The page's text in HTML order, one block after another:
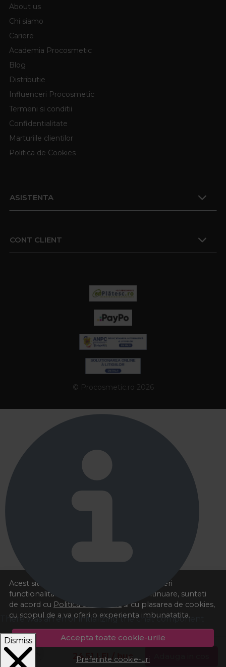
24,51LEI / buc
Acest site foloseste cookies pentru a va oferi
functionalitatea dorita. Navigand in continuare, sunteti
de acord cu Politica de cookies si cu plasarea de cookies,
cu scopul de a va oferi o experienta imbunatatita.
Accepta toate cookie-urile
Preferinte cookie-uri
About us
Chi siamo
Cariere
Academia Procosmetic
Blog
Distributie
Influenceri Procosmetic
Termeni si conditii
Confidentialitate
Marturiile clientilor
Politica de Cookies
ASISTENTA
CONT CLIENT
© Procosmetic.ro 2026
There was an error initializing the chat component
Dismiss